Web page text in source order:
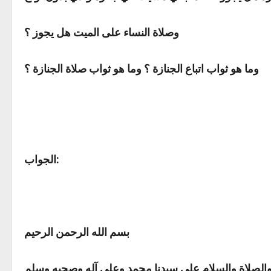
وصلاة النساء على الميت هل يجوز ؟
وما هو ثواب اتباع الجنازة ؟ وما هو ثواب صلاة الجنازة ؟
الجواب :
بسم الله الرحمن الرحيم